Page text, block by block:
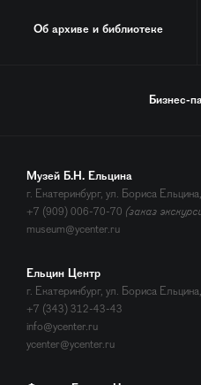
Об архиве и библиотеке
Бизнес-
Музей Б.Н. Ельцина
г. Екатеринбург, ул. Бориса
+7 (909) 006-70-70 (заказ
museum@ycenter.ru
Ельцин Центр
г. Екатеринбург, ул. Бориса
+7 (343) 312-43-43
info@ycenter.ru
ycenter@ycenter.ru